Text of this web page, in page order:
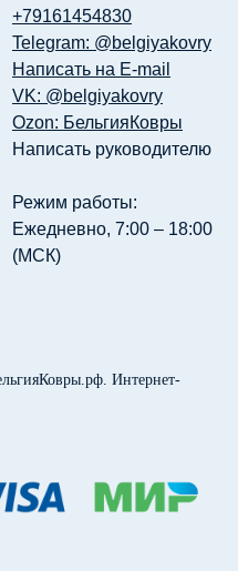
+79161454830
Telegram: @belgiyakovry
Написать на E-mail
VK: @belgiyakovry
Ozon: БельгияКовры
Написать руководителю
Режим работы:
Ежедневно, 7:00 – 18:00
(МСК)
. Интернет-